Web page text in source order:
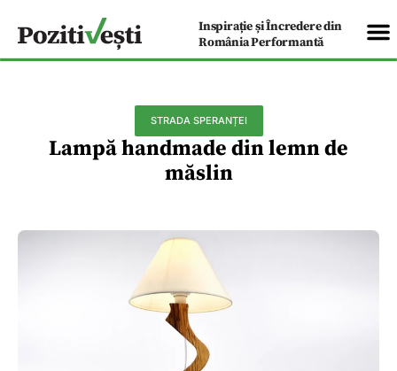
Inspirație și Încredere din
România Performantă
STRADA SPERANȚEI
Lampă handmade din lemn de
măslin